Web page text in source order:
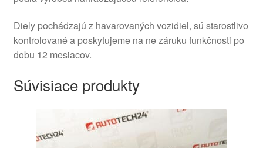
Diely pochádzajú z havarovaných vozidiel, sú starostlivo
kontrolované a poskytujeme na ne záruku funkčnosti po
dobu 12 mesiacov.
Súvisiace produkty